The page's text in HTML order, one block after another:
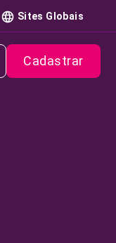
Sites Globais
Cadastrar